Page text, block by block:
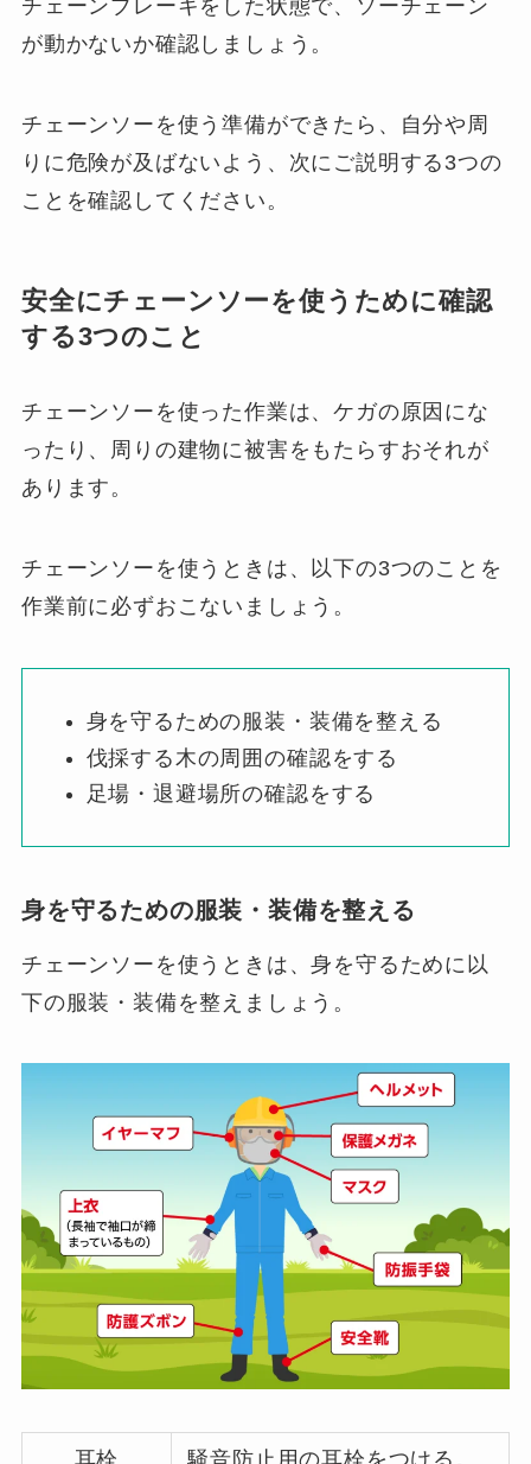
チェーンブレーキをした状態で、ソーチェーン
が動かないか確認しましょう。
チェーンソーを使う準備ができたら、自分や周
りに危険が及ばないよう、次にご説明する3つの
ことを確認してください。
安全にチェーンソーを使うために確認
する3つのこと
チェーンソーを使った作業は、ケガの原因にな
ったり、周りの建物に被害をもたらすおそれが
あります。
チェーンソーを使うときは、以下の3つのことを
作業前に必ずおこないましょう。
身を守るための服装・装備を整える
伐採する木の周囲の確認をする
足場・退避場所の確認をする
身を守るための服装・装備を整える
チェーンソーを使うときは、身を守るために以
下の服装・装備を整えましょう。